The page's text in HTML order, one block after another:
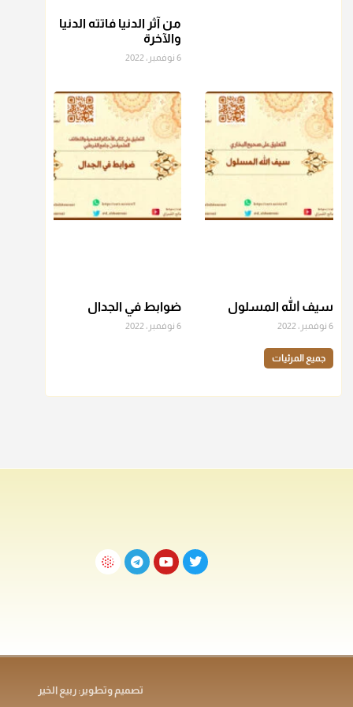
عامة الصحابة والفقهاء يفضلون إخراج صاع من البر أو التمر في
زكاة الفطر، ومنهم من جوّز العدول إلى الرز، ومنهم جوز إخراج
قيمة الصاع..فمن شق عليه إخراج الطعام هذه الأيام وأراد إخراج
القيمة فلا بأس ولا ينكر عليه
صراعهم مع متطلبات الحياة كبير
منذ 3 شهر
من آثر الدنيا فاتته الدنيا
والآخرة
6 نوفمبر، 2022
سيف الله المسلول
6 نوفمبر، 2022
ضوابط في الجدال
6 نوفمبر، 2022
جميع المرئيات
تصميم وتطوير: ربيع الخير